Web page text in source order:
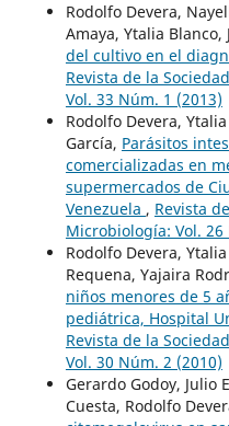
Rodolfo Devera,
Amaya, Ytalia Blanco,
del cultivo en el
Revista de la
Vol. 33 Núm. 1 (2013)
Rodolfo Devera,
García, Parásitos
comercializadas en
supermercados de
Venezuela , Revista
Microbiología: Vol. 26
Rodolfo Devera,
Requena, Yajaira
niños menores de 5
pediátrica, Hospital
Revista de la
Vol. 30 Núm. 2 (2010)
Gerardo Godoy, Julio
Cuesta, Rodolfo